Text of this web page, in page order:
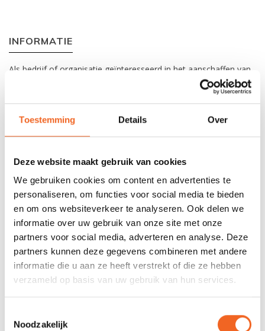
Toestemming Details Over
Deze website maakt gebruik van cookies
We gebruiken cookies om content en advertenties te
personaliseren, om functies voor social media te bieden
en om ons websiteverkeer te analyseren. Ook delen we
informatie over uw gebruik van onze site met onze
partners voor social media, adverteren en analyse. Deze
partners kunnen deze gegevens combineren met andere
informatie die u aan ze heeft verstrekt of die ze hebben
verzameld op basis van uw gebruik van hun services.
Noodzakelijk
INFORMATIE
Als bedrijf of organisatie geïnteresseerd in het aanschaffen van
één of meer rafts? Informeer naar de mogelijkheden via
De Aqua Design Pulse serie heeft PVC 1100 DTEX zijtubes en
een PVC 1680 DTEX bodem. De Pulse serie zijn hybride rafts
Hierdoor worden de prestaties sterk verbeterd op technische en
low-volume rivieren. De snelheid neemt toe en lijnen worden
makkelijker gehaald door zijn stijfheid (10 PSI bodem). Ook
wordt door het minder doorbuigen de zitpositie verbeterd.
Wordt geleverd incl. antislip op de zijtubes en voetbanden.
SPECIFICATIES
Lengte 415 cm
Breedte